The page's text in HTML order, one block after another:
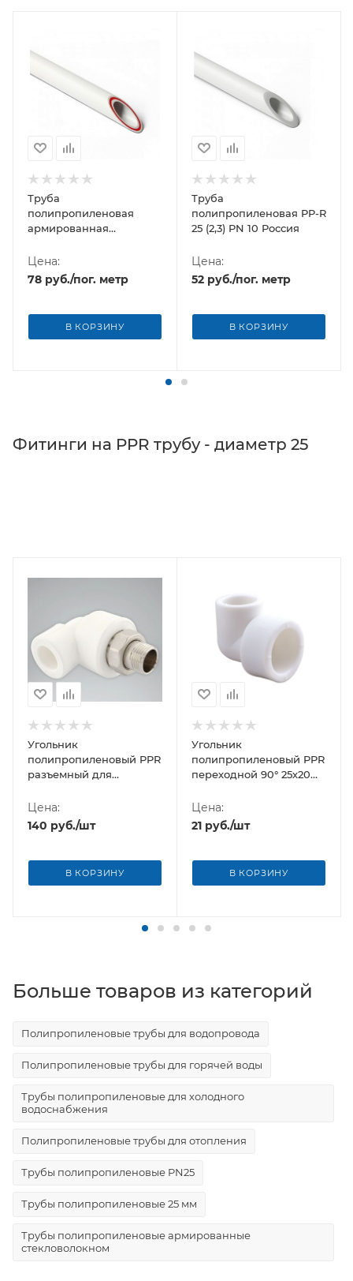
Труба
полипропиленовая
армированная
PPR PN 20 Россия
Цена:
78 руб./пог. метр
В КОРЗИНУ
Труба
полипропиленовая PP-R
25 (2,3) PN 10 Россия
Цена:
52 руб./пог. метр
В КОРЗИНУ
Фитинги на PPR трубу - диаметр 25
Угольник
полипропиленовый PPR
разъемный для
Formul (Турция)
Цена:
140 руб./шт
В КОРЗИНУ
Угольник
полипропиленовый PPR
переходной 90° 25х20
Цена:
21 руб./шт
В КОРЗИНУ
Больше товаров из категорий
Полипропиленовые трубы для водопровода
Полипропиленовые трубы для горячей воды
Трубы полипропиленовые для холодного
водоснабжения
Полипропиленовые трубы для отопления
Трубы полипропиленовые PN25
Трубы полипропиленовые 25 мм
Трубы полипропиленовые армированные
стекловолокном